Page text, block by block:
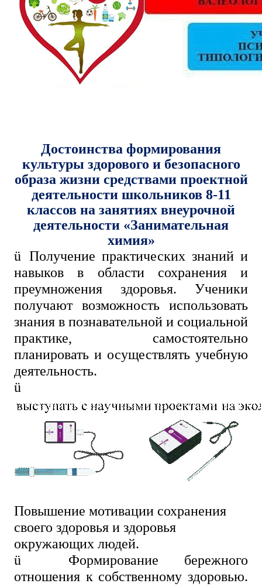
Достоинства формирования
культуры здорового и безопасного
образа жизни средствами проектной
деятельности школьников 8-11
классов на занятиях внеурочной
деятельности «Занимательная
химия»
ü Получение практических знаний и
навыков в области сохранения и
преумножения здоровья. Ученики
получают возможность использовать
знания в познавательной и социальной
практике, самостоятельно
планировать и осуществлять учебную
деятельность.
ü
Повышение мотивации сохранения
своего здоровья и здоровья
окружающих людей.
ü
Формирование бережного
отношения к собственному здоровью.